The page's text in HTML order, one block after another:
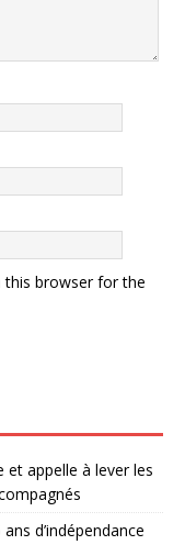
this browser for the
et appelle à lever les
d’indépendance